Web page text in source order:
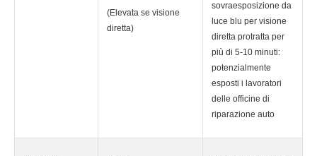
(Elevata se visione
diretta)
sovraesposizione da
luce blu per visione
diretta protratta per
più di 5-10 minuti:
potenzialmente
esposti i lavoratori
delle officine di
riparazione auto